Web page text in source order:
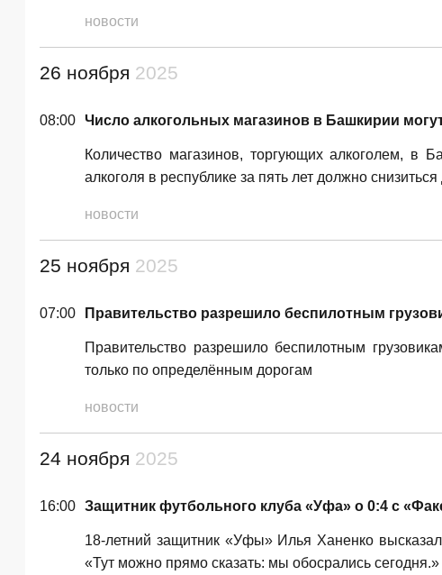
новости
26 ноября 2025
08:00 Число алкогольных магазинов в Башкирии
Количество магазинов, торгующих алкоголем, в
алкоголя в республике за пять лет должно
новости
25 ноября 2025
07:00 Правительство разрешило беспилотным
Правительство разрешило беспилотным
только по определённым дорогам
новости
24 ноября 2025
16:00 Защитник футбольного клуба «Уфа» о 0:4 с
18-летний защитник «Уфы» Илья Ханенко
«Тут можно прямо сказать: мы обосрались сегодня.»